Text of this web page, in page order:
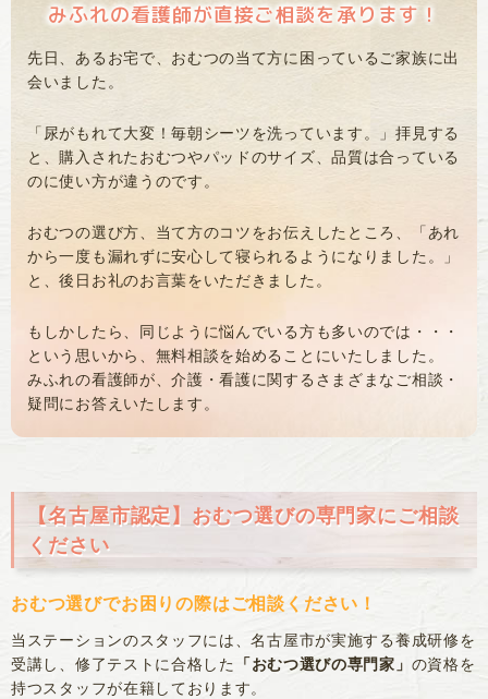
みふれの看護師が直接ご相談を承ります！
先日、あるお宅で、おむつの当て方に困っているご家族に出
会いました。
「尿がもれて大変！毎朝シーツを洗っています。」拝見する
と、購入されたおむつやパッドのサイズ、品質は合っている
のに使い方が違うのです。
おむつの選び方、当て方のコツをお伝えしたところ、
「あれ
から一度も漏れずに安心して寝られるようになりました。」
と、後日お礼のお言葉をいただきました。
もしかしたら、同じように悩んでいる方も多いのでは・・・
という思いから、無料相談を始めることにいたしました。
みふれの看護師が、介護・看護に関するさまざまなご相談・
疑問にお答えいたします。
【名古屋市認定】おむつ選びの専門家にご相談
ください
おむつ選びでお困りの際はご相談ください！
当ステーションのスタッフには、名古屋市が実施する養成研修を
受講し、修了テストに合格した
「おむつ選びの専門家」 の資格を
持つスタッフが在籍しております。